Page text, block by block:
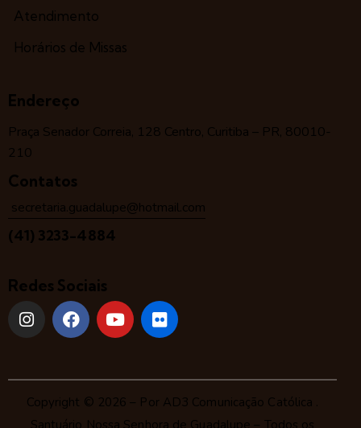
Atendimento
Horários de Missas
Endereço
Praça Senador Correia, 128 Centro, Curitiba – PR, 80010-
210
Contatos
secretaria.guadalupe@hotmail.com
(41) 3233-4884
Redes Sociais
Copyright © 2026 – Por AD3 Comunicação Católica .
Santuário Nossa Senhora de Guadalupe – Todos os